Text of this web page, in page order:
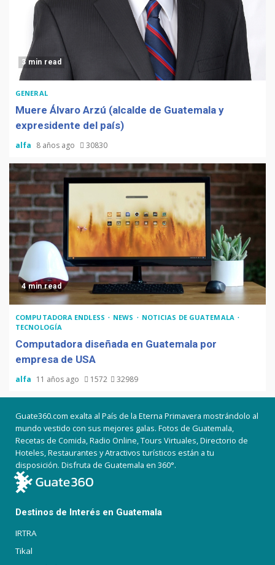
3 min read
GENERAL
Muere Álvaro Arzú (alcalde de Guatemala y
expresidente del país)
alfa 8 años ago 30830
4 min read
COMPUTADORA ENDLESS NEWS
NOTICIAS DE GUATEMALA
TECNOLOGÍA
Computadora diseñada en Guatemala por
empresa de USA
alfa 11 años ago 1572 32989
Guate360.com exalta al País de la Eterna Primavera mostrándolo al
mundo vestido con sus mejores galas. Fotos de Guatemala,
Recetas de Comida, Radio Online, Tours Virtuales, Directorio de
Hoteles, Restaurantes y Atractivos turísticos están a tu
disposición. Disfruta de Guatemala en 360°.
Destinos de Interés en Guatemala
IRTRA
Tikal